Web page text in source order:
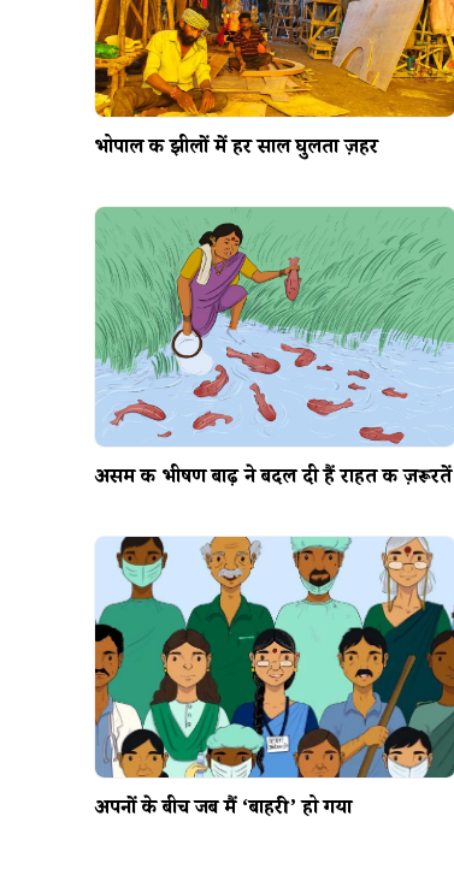
भोपाल की झीलों में हर साल घुलता ज़हर
असम की भीषण बाढ़ ने बदल दी हैं राहत की ज़रूरतें
अपनों के बीच जब मैं ‘बाहरी’ हो गया